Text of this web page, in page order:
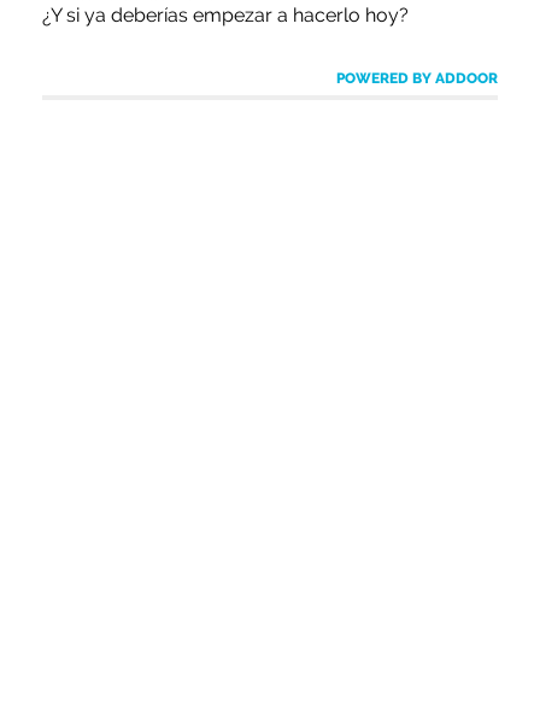
¿Y si ya deberías empezar a hacerlo hoy?
POWERED BY ADDOOR